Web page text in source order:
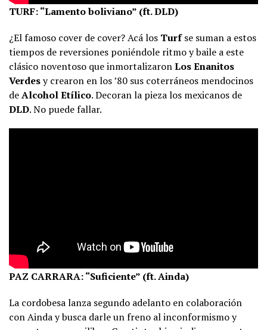
TURF: “Lamento boliviano” (ft. DLD)
¿El famoso cover de cover? Acá los Turfse suman a estos
tiempos de reversiones poniéndole ritmo y baile a este
clásico noventoso que inmortalizaronLos Enanitos
Verdesy crearon en los ’80 sus coterráneos mendocinos
deAlcohol Etílico. Decoran la pieza los mexicanos de
DLD. No puede fallar.
PAZ CARRARA: “Suficiente” (ft. Ainda)
La cordobesa lanza segundo adelanto en colaboración
con Ainda y busca darle un freno al inconformismo y